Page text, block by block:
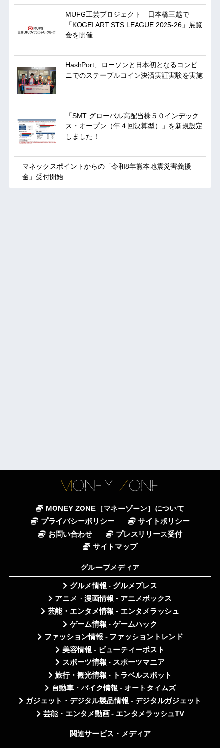
MUFG工芸プロジェクト 日本橋三越で
「KOGEI ARTISTS LEAGUE 2025-26」展覧
会を開催
HashPort、ローソンと日本初となるコンビ
ニでのステーブルコイン決済実証実験を実施
「SMT グローバル高配当株５０インデック
ス・オープン（年４回決算型）」を新規設定
しました！
マネックスポイントからの「令和8年熊本地震災害義援
金」受付開始
MONEY ZONE［マネーゾーン］について
プライバシーポリシー
サイトポリシー
お問い合わせ
プレスリリース受付
サイトマップ
グループメディア
グルメ情報 - グルメプレス
アニメ・漫画情報 - アニメボックス
芸能・エンタメ情報 - エンタメラッシュ
ゲーム情報 - ゲームハック
ファッション情報 - ファッショントレンド
美容情報 - ビューティーポスト
スポーツ情報 - スポーツマニア
旅行・観光情報 - トラベルスポット
自動車・バイク情報 - オートタイムズ
ガジェット・デジタル製品情報 - デジタルガジェット
芸能・エンタメ動画 - エンタメラッシュTV
関連サービス・メディア